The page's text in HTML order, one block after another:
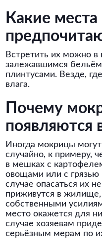
Какие
Встретить их можно в
залежавшимся
плинтусами. Везде,
влага.
Почему
появляются
Иногда мокрицы
случайно, к примеру,
в мешках с
овощами или с
случае опасаться их
приживутся в жилище,
собственными
место окажется для
случае хозяевам
серьёзным мерам по